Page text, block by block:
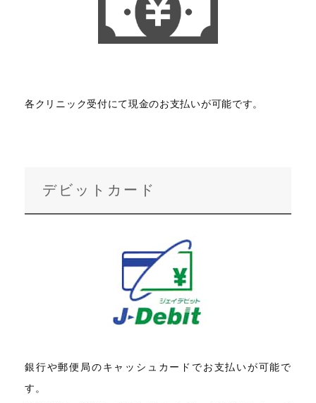
各クリニック受付にて現金のお支払いが可能です。
デビットカード
銀行や郵便局のキャッシュカードでお支払いが可能で
す。